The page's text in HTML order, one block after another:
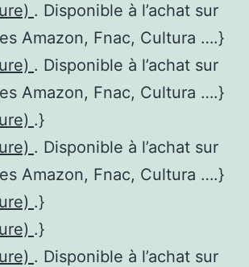
. Disponible à l’achat sur
Amazon, Fnac, Cultura ….}
. Disponible à l’achat sur
Amazon, Fnac, Cultura ….}
.}
. Disponible à l’achat sur
Amazon, Fnac, Cultura ….}
.}
.}
. Disponible à l’achat sur